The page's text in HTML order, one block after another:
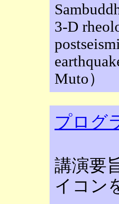
3-D
Muto）
プロ
講演要
イコン